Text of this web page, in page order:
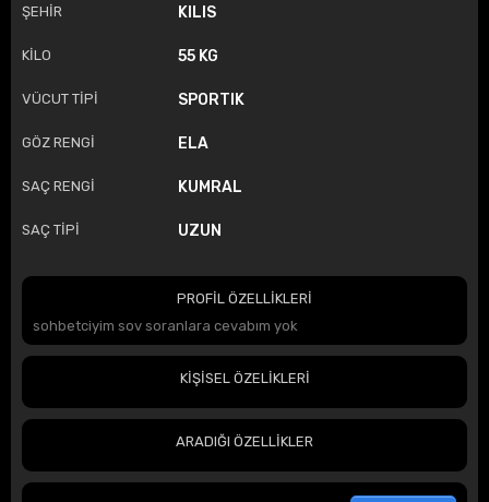
ŞEHİR KILIS
KİLO 55 KG
VÜCUT TİPİ SPORTIK
GÖZ RENGİ ELA
SAÇ RENGİ KUMRAL
SAÇ TİPİ UZUN
PROFİL ÖZELLİKLERİ
sohbetciyim sov soranlara cevabım yok
KİŞİSEL ÖZELİKLERİ
ARADIĞI ÖZELLİKLER